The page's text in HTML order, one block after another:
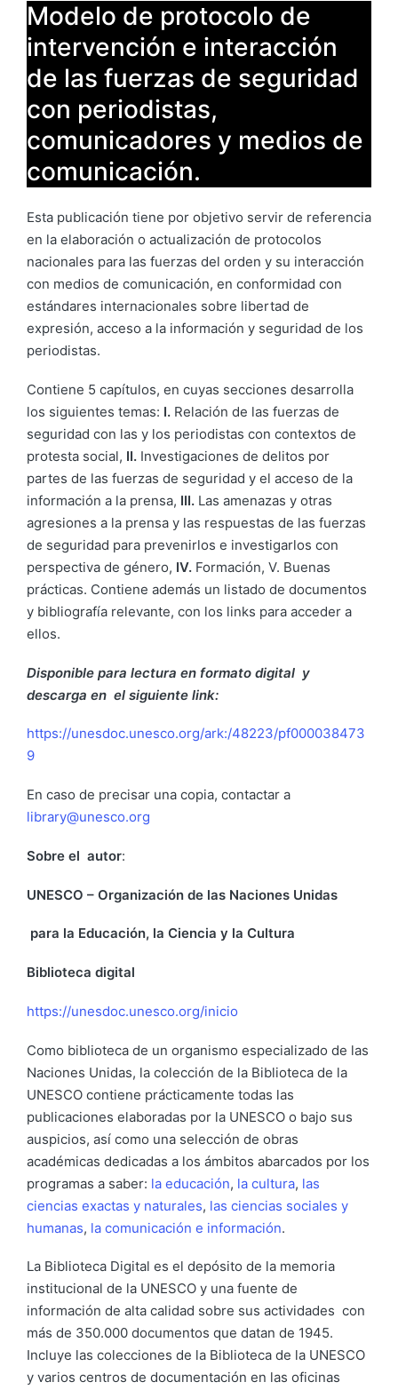
Modelo de protocolo de
intervención e interacción
de las fuerzas de seguridad
con periodistas,
comunicadores y medios de
comunicación.
Esta publicación tiene por objetivo servir de referencia
en la elaboración o actualización de protocolos
nacionales para las fuerzas del orden y su interacción
con medios de comunicación, en conformidad con
estándares internacionales sobre libertad de
expresión, acceso a la información y seguridad de los
periodistas.
Contiene 5 capítulos, en cuyas secciones desarrolla
los siguientes temas: I. Relación de las fuerzas de
seguridad con las y los periodistas con contextos de
protesta social, II. Investigaciones de delitos por
partes de las fuerzas de seguridad y el acceso de la
información a la prensa, III. Las amenazas y otras
agresiones a la prensa y las respuestas de las fuerzas
de seguridad para prevenirlos e investigarlos con
perspectiva de género, IV. Formación, V. Buenas
prácticas. Contiene además un listado de documentos
y bibliografía relevante, con los links para acceder a
ellos.
Disponible para lectura en formato digital y
descarga en el siguiente link:
https://unesdoc.unesco.org/ark:/48223/pf000038473
9
En caso de precisar una copia, contactar a
library@unesco.org
Sobre el autor:
UNESCO – Organización de las Naciones Unidas
para la Educación, la Ciencia y la Cultura
Biblioteca digital
https://unesdoc.unesco.org/inicio
Como biblioteca de un organismo especializado de las
Naciones Unidas, la colección de la Biblioteca de la
UNESCO contiene prácticamente todas las
publicaciones elaboradas por la UNESCO o bajo sus
auspicios, así como una selección de obras
académicas dedicadas a los ámbitos abarcados por los
programas a saber: la educación, la cultura, las
ciencias exactas y naturales, las ciencias sociales y
humanas, la comunicación e información.
La Biblioteca Digital es el depósito de la memoria
institucional de la UNESCO y una fuente de
información de alta calidad sobre sus actividades con
más de 350.000 documentos que datan de 1945.
Incluye las colecciones de la Biblioteca de la UNESCO
y varios centros de documentación en las oficinas